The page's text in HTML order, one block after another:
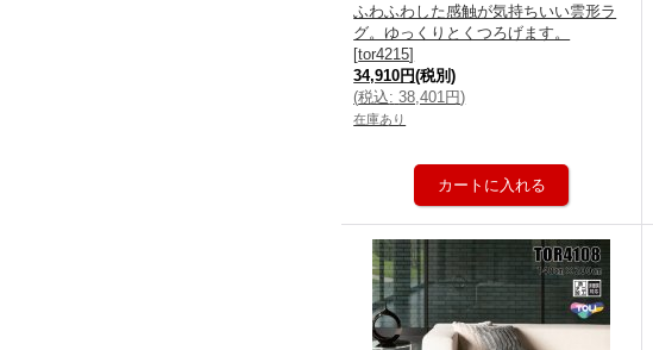
ふわふわした感触が気持ちいい雲形ラ
グ。ゆっくりとくつろげます。
[tor4215]
34,910円(税別)
(税込: 38,401円)
在庫あり